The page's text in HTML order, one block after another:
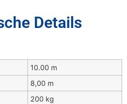
Details
10.00 m
8,00 m
200 kg